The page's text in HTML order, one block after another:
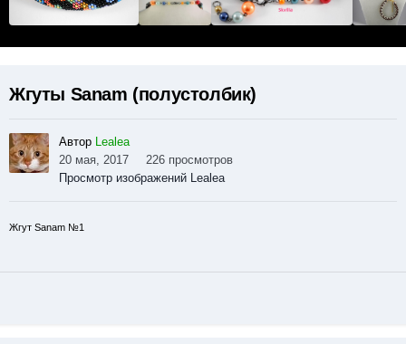
Жгуты Sanam (полустолбик)
Автор Lealea
20 мая, 2017
226 просмотров
Просмотр изображений Lealea
Жгут Sanam №1